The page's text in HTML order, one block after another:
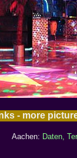
- more
Aachen: Daten,